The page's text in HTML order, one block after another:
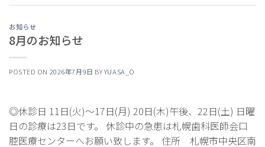
お知らせ
8月のお知らせ
POSTED ON 2026年7月9日 BYYUASA_O
◎休診日 11日(火)～17日(月) 20日(木)午後、22日(土) 日曜
日の診療は23日です。 休診中の急患は札幌歯科医師会口
腔医療センターへお願い致します。 住所 札幌市中央区南